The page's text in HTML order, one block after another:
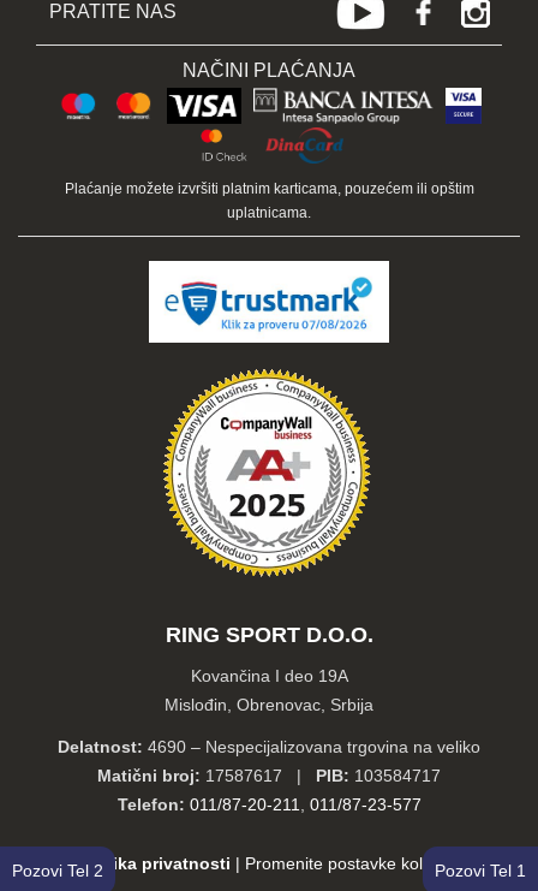
PRATITE NAS
NAČINI PLAĆANJA
Plaćanje možete izvršiti platnim karticama, pouzećem ili opštim
uplatnicama.
RING SPORT D.O.O.
Kovančina I deo 19A
Mislođin, Obrenovac, Srbija
Delatnost: 4690 – Nespecijalizovana trgovina na veliko
Matični broj: 17587617 | PIB: 103584717
Telefon: 011/87-20-211 011/87-23-577
Politika privatnosti | Promenite postavke kolačićaPozovi Tel 1
Pozovi Tel 2